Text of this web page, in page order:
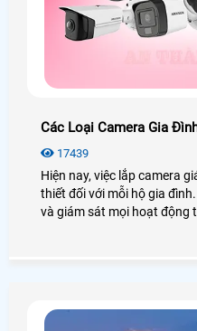
Các Loại Camera Gia
17439
Hiện nay, việc lắp camera
thiết đối với mỗi hộ gia đình. Chúng giúp bảo vệ an toàn
và giám sát mọi hoạt động